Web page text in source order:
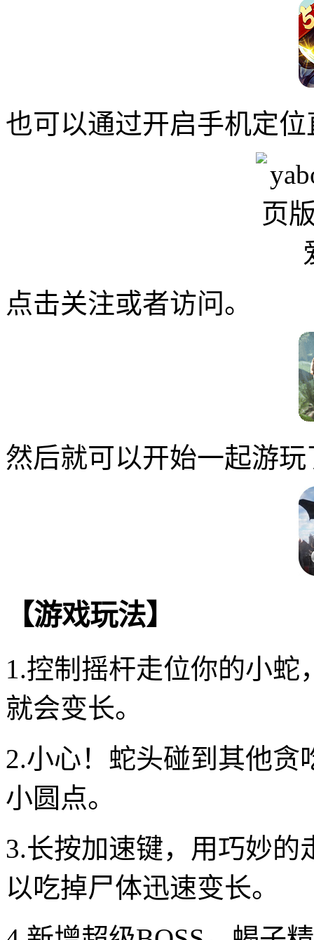
也可以通过开启手机定
点击关注或者访问。
然后就可以开始一起游玩
【游戏玩法】
1.控制摇杆走位你的小
就会变长。
2.小心！蛇头碰到其他
小圆点。
3.长按加速键，用巧妙
以吃掉尸体迅速变长。